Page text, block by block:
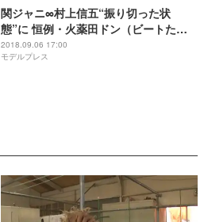
関ジャニ∞村上信五“振り切った状
態”に 恒例・火薬田ドン（ビートたけ
し）中継も＜FNS27時間テレビ＞
2018.09.06 17:00
モデルプレス